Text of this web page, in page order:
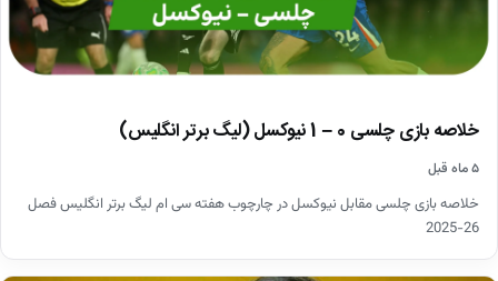
خلاصه بازی چلسی 0 – 1 نیوکسل (لیگ برتر انگلیس)
۵ ماه قبل
خلاصه بازی چلسی مقابل نیوکسل در چارچوب هفته سی ام لیگ برتر انگلیس فصل
26-2025